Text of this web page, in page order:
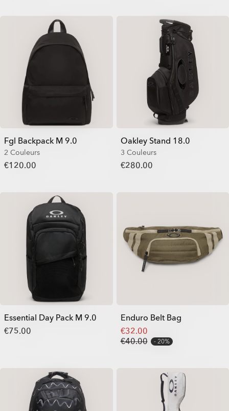
Fgl Backpack M 9.0
2 Couleurs
€120.00
Oakley Stand 18.0
3 Couleurs
€280.00
Essential Day Pack M 9.0
€75.00
Enduro Belt Bag
€32.00
€40.00
20%